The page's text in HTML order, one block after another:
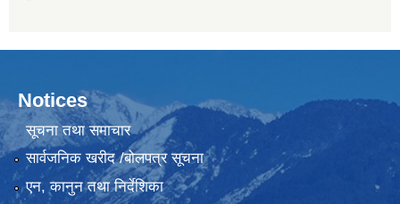
Notices
सूचना तथा समाचार
सार्वजनिक खरीद /बोलपत्र सूचना
एन, कानुन तथा निर्देशिका